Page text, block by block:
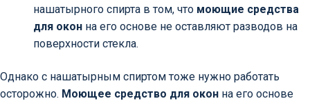
нашатырного спирта в том, что моющие средства
для окон на его основе не оставляют разводов на
поверхности стекла.
Однако с нашатырным спиртом тоже нужно работать
осторожно. Моющее средство для окон на его основе